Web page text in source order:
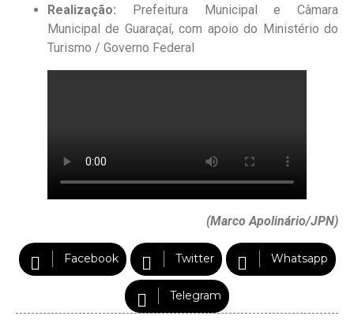
Realização: Prefeitura Municipal e Câmara
Municipal de Guaraçaí, com apoio do Ministério do
Turismo / Governo Federal
(Marco Apolinário/JPN)
Facebook Twitter Whatsapp
Telegram